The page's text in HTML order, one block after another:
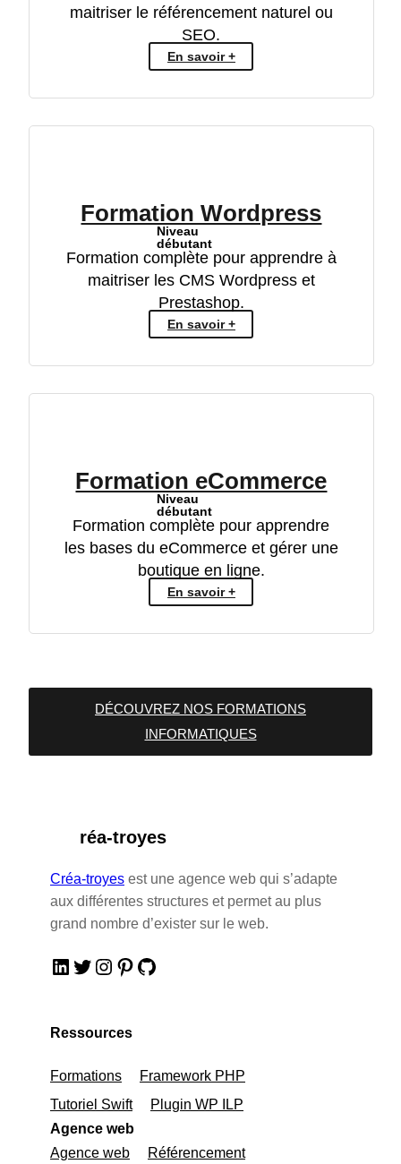
maitriser le référencement naturel ou
SEO.
En savoir +
Formation Wordpress
Niveau
débutant
Formation complète pour apprendre à
maitriser les CMS Wordpress et
Prestashop.
En savoir +
Formation eCommerce
Niveau
débutant
Formation complète pour apprendre
les bases du eCommerce et gérer une
boutique en ligne.
En savoir +
DÉCOUVREZ NOS FORMATIONS
INFORMATIQUES
réa-troyes
Créa-troyes est une agence web qui s’adapte
aux différentes structures et permet au plus
grand nombre d’exister sur le web.
LinkedIn Twitter Instagram Pinterest GitHub
Ressources
Formations
Framework PHP
Tutoriel Swift
Plugin WP ILP
Agence web
Agence web
Référencement